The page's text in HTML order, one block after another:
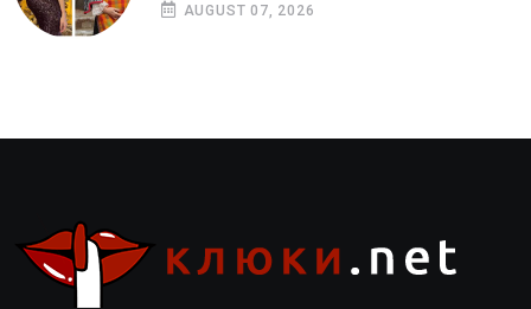
AUGUST 07, 2026